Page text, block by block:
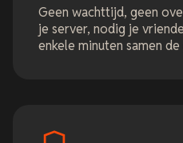
Geen wachttijd, geen
je server, nodig je
enkele minuten samen de